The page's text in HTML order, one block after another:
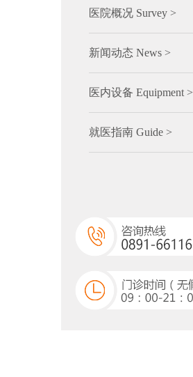
医院概况 Survey >
新闻动态 News >
医内设备 Equipment >
就医指南 Guide >